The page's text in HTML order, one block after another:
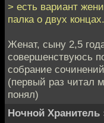
> есть вариант
палка о двух концах.
Женат, сыну 2,5
совершенствуюсь
собрание
(первый раз читал
понял)
Ночной Хранитель